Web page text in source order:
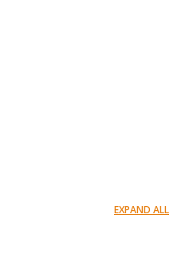
EXPAND ALL